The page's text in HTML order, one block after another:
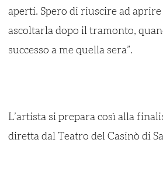
aperti. Spero di riuscire ad
ascoltarla dopo il tramonto,
successo a me quella sera”.
L’artista si prepara così alla
diretta dal Teatro del Casinò di